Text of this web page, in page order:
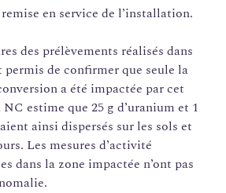
en service de l’installation.
des prélèvements réalisés dans
permis de confirmer que seule la
a été impactée par cet
estime que 25 g d’uranium et 1
ainsi dispersés sur les sols et
Les mesures d’activité
dans la zone impactée n’ont pas